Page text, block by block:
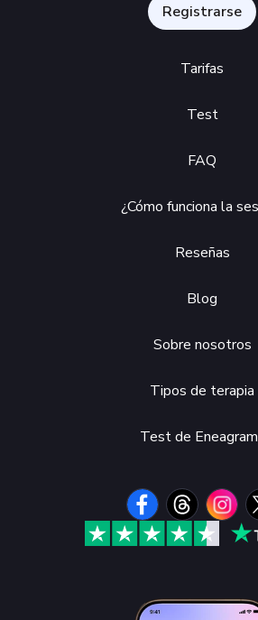
Registrarse
Tarifas
Test
FAQ
¿Cómo funciona la
Reseñas
Blog
Sobre nosotros
Tipos de terapia
Test de